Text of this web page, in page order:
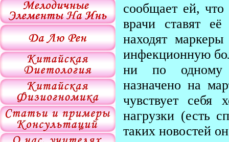
сообщает ей,
врачи ставят
находят
инфекционную
ни по одному
назначено на
чувствует себя
нагрузки (есть
таких новостей